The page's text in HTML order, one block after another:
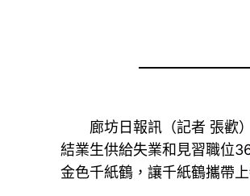
廊坊日報訊（記者 張歡
結業生供給失業和見習職位
金色千紙鶴，讓千紙鶴攜帶